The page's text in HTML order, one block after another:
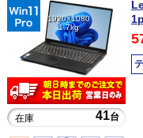
1920×1080
1.7kg
在庫 41台